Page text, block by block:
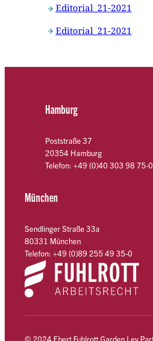
Editorial_21-2021
Editorial_21-2021
Hamburg
Poststraße 37
20354 Hamburg
Telefon: +49 (0)40 303 98 75-0
München
Sendlinger Straße 33a
80331 München
Telefon: +49 (0)89 255 49 35-0
© 2024 Ebert Fuhlrott Garden Ley